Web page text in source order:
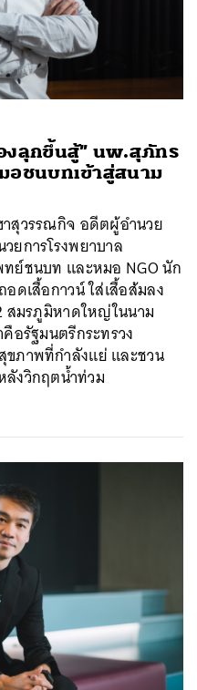
งลุกขึ้นสู้” นพ.สุภัทร
อชนบทเข้าสู่สนาม
สุวรรณกิจ อดีตผู้อำนวย
ยการโรงพยาบาล
ย์ชนบท และหมอ NGO นัก
ดเสื้อกาวน์ ใส่เสื้อส้มลง
สมรภูมิหาดใหญ่ในนาม
อรัฐมนตรีกระทรวง
ภาพที่กำลังแย่ และชวน
งวิกฤตน้ำท่วม